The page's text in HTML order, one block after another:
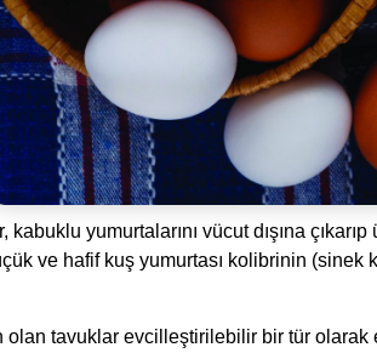
yumurtalarını vücut dışına
ve hafif kuş yumurtası kolibrinin (sinek
olan tavuklar evcilleştirilebilir bir tür olarak